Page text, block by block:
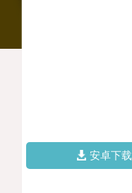
安卓下载